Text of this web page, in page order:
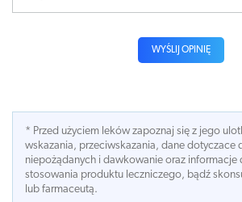
WYŚLIJ OPINIĘ
* Przed użyciem leków zapoznaj się z jego
wskazania, przeciwskazania, dane dotyczace
niepożądanych i dawkowanie oraz informacje
stosowania produktu leczniczego, bądź
lub farmaceutą.